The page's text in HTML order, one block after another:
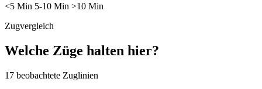
<5 Min 5-10 Min >10 Min
Zugvergleich
Welche Züge halten hier?
17 beobachtete Zuglinien